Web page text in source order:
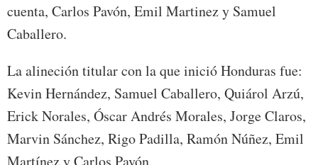
cuenta, Carlos Pavón, Emil Martinez y Samuel
Caballero.
La alineción titular con la que inició Honduras fue:
Kevin Hernández, Samuel Caballero, Quiárol Arzú,
Erick Norales, Óscar Andrés Morales, Jorge Claros,
Marvin Sánchez, Rigo Padilla, Ramón Núñez, Emil
Martínez y Carlos Pavón.